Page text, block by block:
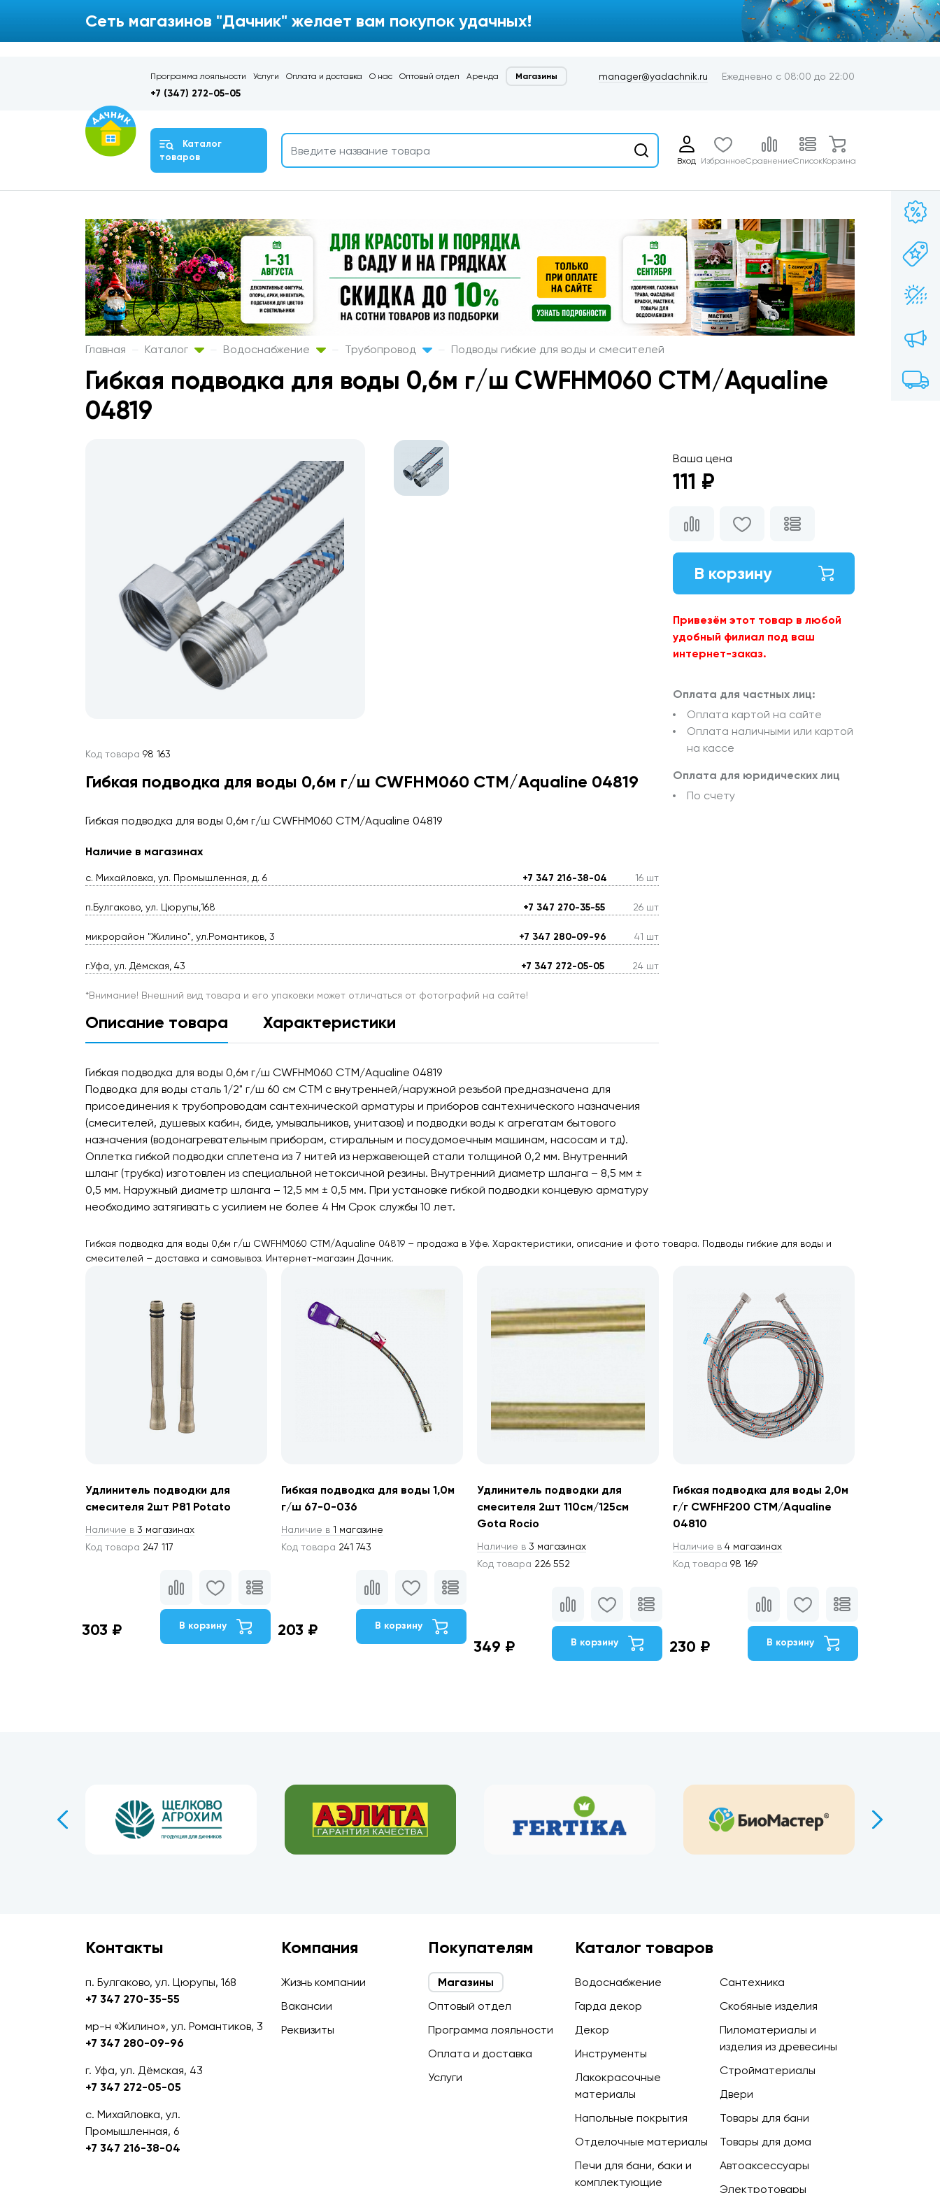
Сеть магазинов "Дачник" желает вам покупок удачных!
Программа лояльности Услуги Оплата и доставка О нас Оптовый отдел Аренда Магазины manager@yadachnik.ru Ежедневно с 08:00 до 22:00
+7 (347) 272-05-05
Каталог
товаров
Вход ИзбранноеСравнениеСписокКорзина
Главная Каталог Водоснабжение Трубопровод Подводы гибкие для воды и смесителей
Гибкая подводка для воды 0,6м г/ш CWFHM060 СТМ/Aqualine
04819
Код товара 98 163
Гибкая подводка для воды 0,6м г/ш CWFHM060 СТМ/Aqualine 04819
Гибкая подводка для воды 0,6м г/ш CWFHM060 СТМ/Aqualine 04819
Наличие в магазинах
с. Михайловка, ул. Промышленная, д. 6 +7 347 216-38-04 16 шт
п.Булгаково, ул. Цюрупы,168 +7 347 270-35-55 26 шт
микрорайон "Жилино", ул.Романтиков, 3 +7 347 280-09-96 41 шт
г.Уфа, ул. Дёмская, 43 +7 347 272-05-05 24 шт
*Внимание! Внешний вид товара и его упаковки может отличаться от фотографий на сайте!
Описание товара Характеристики
Гибкая подводка для воды 0,6м г/ш CWFHM060 СТМ/Aqualine 04819
Подводка для воды сталь 1/2" г/ш 60 cм CTM с внутренней/наружной резьбой предназначена для
присоединения к трубопроводам сантехнической арматуры и приборов сантехнического назначения
(смесителей, душевых кабин, биде, умывальников, унитазов) и подводки воды к агрегатам бытового
назначения (водонагревательным приборам, стиральным и посудомоечным машинам, насосам и тд).
Оплетка гибкой подводки сплетена из 7 нитей из нержавеющей стали толщиной 0,2 мм. Внутренний
шланг (трубка) изготовлен из специальной нетоксичной резины. Внутренний диаметр шланга – 8,5 мм ±
0,5 мм. Наружный диаметр шланга – 12,5 мм ± 0,5 мм. При установке гибкой подводки концевую арматуру
необходимо затягивать с усилием не более 4 Нм Срок службы 10 лет.
Ваша цена
111 ₽
В корзину
Привезём этот товар в любой
удобный филиал под ваш
интернет-заказ.
Оплата для частных лиц:
Оплата картой на сайте
Оплата наличными или картой
на кассе
Оплата для юридических лиц
По счету
Гибкая подводка для воды 0,6м г/ш CWFHM060 СТМ/Aqualine 04819 – продажа в Уфе. Характеристики, описание и фото товара. Подводы гибкие для воды и
смесителей – доставка и самовывоз. Интернет-магазин Дачник.
Удлинитель подводки для
смесителя 2шт P81 Potato
Наличие в 3 магазинах
Код товара 247 117
303 ₽ В корзину
Гибкая подводка для воды 1,0м
г/ш 67-0-036
Наличие в 1 магазине
Код товара 241 743
203 ₽ В корзину
Удлинитель подводки для
смесителя 2шт 110см/125см
Gota Rocio
Наличие в 3 магазинах
Код товара 226 552
349 ₽ В корзину
Гибкая подводка для воды 2,0м
г/г CWFHF200 CTM/Aqualine
04810
Наличие в 4 магазинах
Код товара 98 169
230 ₽ В корзину
Контакты
п. Булгаково, ул. Цюрупы, 168
+7 347 270-35-55
мр-н «Жилино», ул. Романтиков, 3
+7 347 280-09-96
г. Уфа, ул. Дёмская, 43
+7 347 272-05-05
с. Михайловка, ул.
Промышленная, 6
+7 347 216-38-04
Компания
Жизнь компании
Вакансии
Реквизиты
Покупателям
Магазины
Оптовый отдел
Программа лояльности
Оплата и доставка
Услуги
Каталог товаров
Водоснабжение
Гарда декор
Декор
Инструменты
Лакокрасочные
материалы
Напольные покрытия
Отделочные материалы
Печи для бани, баки и
комплектующие
Сантехника
Скобяные изделия
Пиломатериалы и
изделия из древесины
Стройматериалы
Двери
Товары для бани
Товары для дома
Автоаксессуары
Электротовары